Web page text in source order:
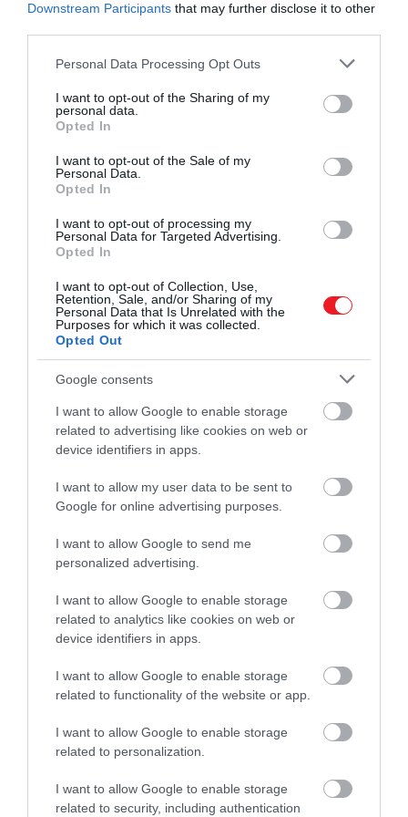
Downstream Participants that may further disclose it to other
Please note that this website/app uses one or more Google
not limited to your visit or usage behaviour. You may click to
grant or deny consent to Google and its third-party tags to
use your data for below specified purposes in below Google
consent section.
Personal Data Processing Opt Outs
I want to opt-out of the Sharing of my
personal data.
Opted In
I want to opt-out of the Sale of my
Personal Data.
Opted In
I want to opt-out of processing my
Personal Data for Targeted Advertising.
Opted In
I want to opt-out of Collection, Use,
Retention, Sale, and/or Sharing of my
Personal Data that Is Unrelated with the
Purposes for which it was collected.
Opted Out
Google consents
I want to allow Google to enable storage
related to advertising like cookies on web or
device identifiers in apps.
I want to allow my user data to be sent to
Google for online advertising purposes.
I want to allow Google to send me
personalized advertising.
I want to allow Google to enable storage
related to analytics like cookies on web or
device identifiers in apps.
I want to allow Google to enable storage
related to functionality of the website or app.
I want to allow Google to enable storage
related to personalization.
I want to allow Google to enable storage
related to security, including authentication
Shutterstock
A külföldi utak előtt azonban a megszokott
izgatottság mellett sokan elkezdenek félni is: az
annál kevésbé félünk a nem várt egészségügyi
problémáktól.A 2022-es nyári időszakban a
sorozatos járattörlésektől és a reptereken uralkodó
káosztól volt hangos a média. A válaszok elemzése
azt mutatta, hogy a járattörléstől leginkább azok
tartanak, akik évente 3-5 alkalommal utaznak, míg
utazás meghiúsulásától a családdal és gyerekkel
útnak indulók jobban félnek az egyedül vagy
partnerrel utazó csoportokhoz képest.
Olvasd el ezt is!Félsz a repüléstől? Hat tipp egy
profitól, ami megszüntetheti a szorongást
Az már jó hír, hogy a komfortzóna elhagyása és a
gyakori utazás segít erősíteni önbizalmunkat és
magabiztosságunkat: az eredményekből az derül ki,
hogy minél gyakrabban utazik valaki, annál kevésbé
tart a váratlan eseményektől, továbbá, hogy az
magabiztossága a nyelvi nehézségekkel szemben.